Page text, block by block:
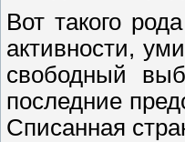
Вот такого
активности,
свободный
последние
Списанная